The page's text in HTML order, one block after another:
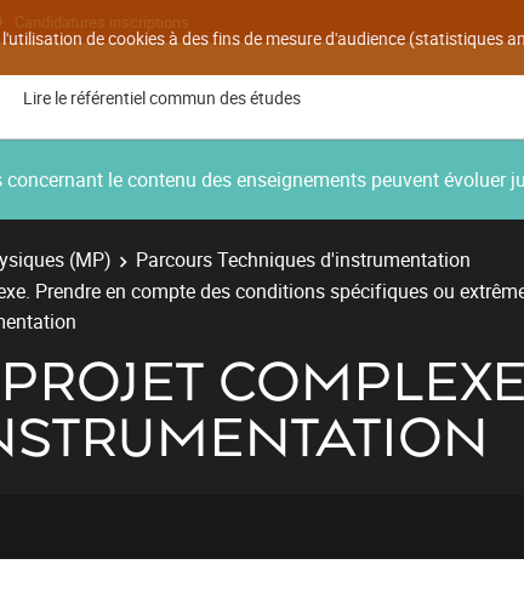
de cookies à des fins de mesure d'audience (statistiques
Candidatures inscriptions
Lire le référentiel commun des études
le contenu des enseignements peuvent évoluer
(MP)
Parcours Techniques d'instrumentation
Prendre en compte des conditions spécifiques ou